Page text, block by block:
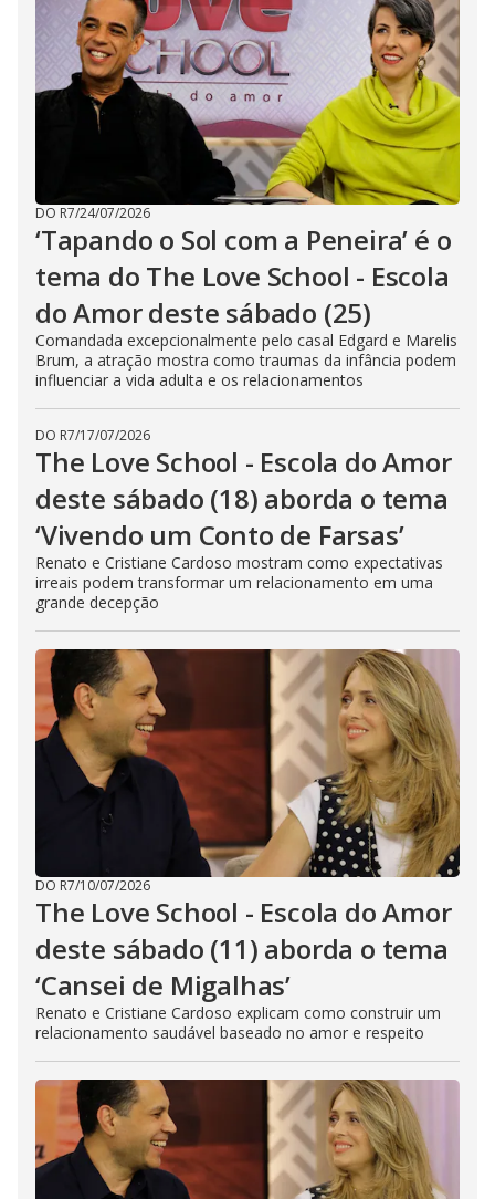
DO R7/24/07/2026
‘Tapando o Sol com a Peneira’ é o
tema do The Love School - Escola
do Amor deste sábado (25)
Comandada excepcionalmente pelo casal Edgard e Marelis
Brum, a atração mostra como traumas da infância podem
influenciar a vida adulta e os relacionamentos
DO R7/17/07/2026
The Love School - Escola do Amor
deste sábado (18) aborda o tema
‘Vivendo um Conto de Farsas’
Renato e Cristiane Cardoso mostram como expectativas
irreais podem transformar um relacionamento em uma
grande decepção
DO R7/10/07/2026
The Love School - Escola do Amor
deste sábado (11) aborda o tema
‘Cansei de Migalhas’
Renato e Cristiane Cardoso explicam como construir um
relacionamento saudável baseado no amor e respeito